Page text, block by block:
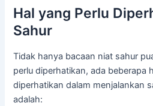
Hal yang Perlu
Sahur
Tidak hanya bacaan niat sahur
perlu diperhatikan, ada beberapa
diperhatikan dalam menjalankan
adalah: